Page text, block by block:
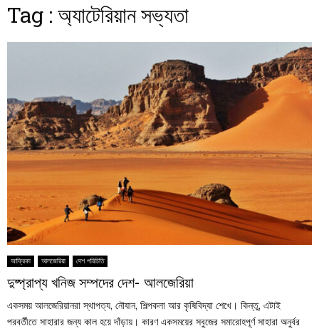
Tag : অ্যাটেরিয়ান সভ্যতা
আফ্রিকা আলজেরিয়া দেশ পরিচিতি
দুষ্প্রাপ্য খনিজ সম্পদের দেশ- আলজেরিয়া
একসময় আলজেরিয়ানরা স্থাপত্য, নৌযান, শিল্পকলা আর কৃষিবিদ্যা শেখে। কিন্তু, এটাই
পরবর্তীতে সাহারার জন্য কাল হয়ে দাঁড়ায়। কারণ একসময়ের সবুজের সমারোহপূর্ণ সাহারা অনুর্বর